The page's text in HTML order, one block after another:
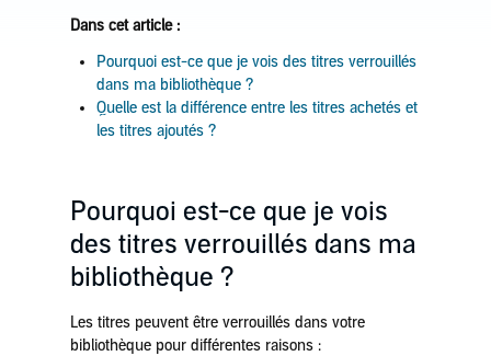
Dans cet article :
Pourquoi est-ce que je vois des titres verrouillés
dans ma bibliothèque ?
Quelle est la différence entre les titres achetés et
les titres ajoutés ?
Pourquoi est-ce que je vois
des titres verrouillés dans ma
bibliothèque ?
Les titres peuvent être verrouillés dans votre
bibliothèque pour différentes raisons :